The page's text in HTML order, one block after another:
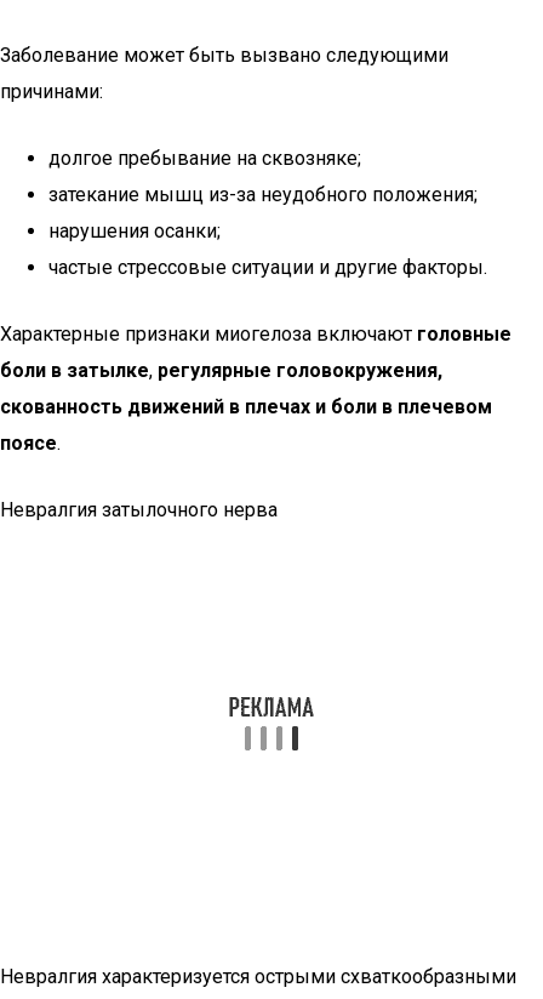
Заболевание может быть вызвано следующими
причинами:
долгое пребывание на сквозняке;
затекание мышц из-за неудобного положения;
нарушения осанки;
частые стрессовые ситуации и другие факторы.
Характерные признаки миогелоза включают головные
боли в затылке, регулярные головокружения,
скованность движений в плечах и боли в плечевом
поясе.
Невралгия затылочного нерва
Невралгия характеризуется острыми схваткообразными